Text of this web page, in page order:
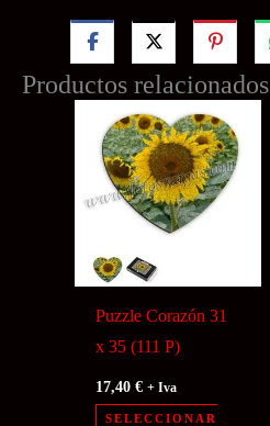
Productos relacionados
Puzzle Corazón 31
x 35 (111 P)
17,40€ + Iva
SELECCIONAR